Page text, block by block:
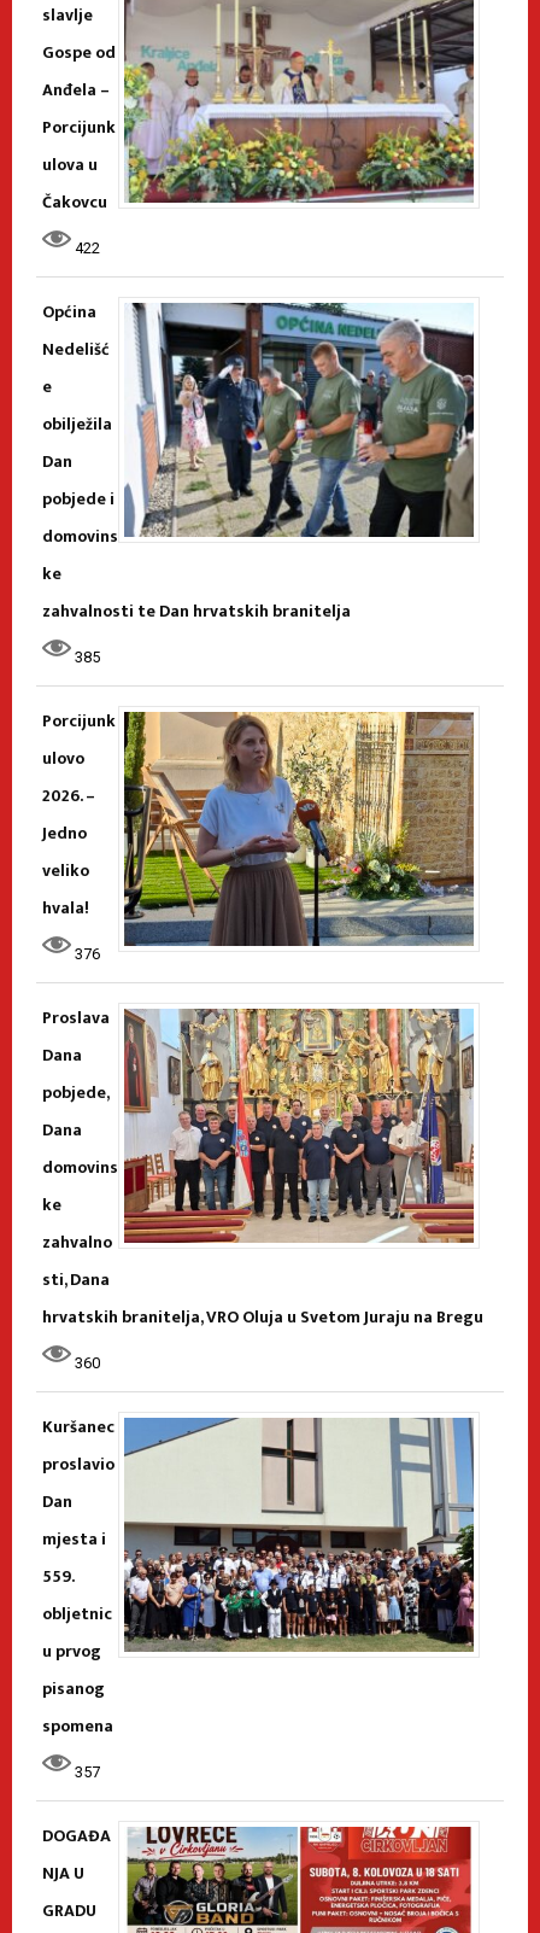
slavlje
Gospe od
Anđela –
Porcijunk
ulova u
Čakovcu
422
Općina
Nedelišć
e
obilježila
Dan
pobjede i
domovins
ke
zahvalnosti te Dan hrvatskih branitelja
385
Porcijunk
ulovo
2026. –
Jedno
veliko
hvala!
376
Proslava
Dana
pobjede,
Dana
domovins
ke
zahvalno
sti, Dana
hrvatskih branitelja, VRO Oluja u Svetom Juraju na Bregu
360
Kuršanec
proslavio
Dan
mjesta i
559.
obljetnic
u prvog
pisanog
spomena
357
DOGAĐA
NJA U
GRADU